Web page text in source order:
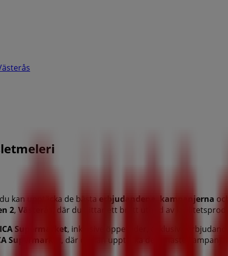
kan upptäcka de bästa erbjudandena kampanjerna och
2, Västerås , där du hittar ett brett utbud av
ICA Supermarket, inklusive öppettider, exklusiva
Supermarket , där du kan upptäcka de senaste